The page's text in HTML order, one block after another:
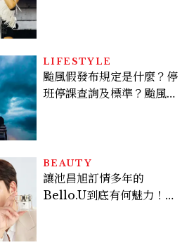
LIFESTYLE
颱風假發布規定是什麼？停
班停課查詢及標準？颱風假
BEAUTY
讓池昌旭訂情多年的
Bello.U到底有何魅力！揭